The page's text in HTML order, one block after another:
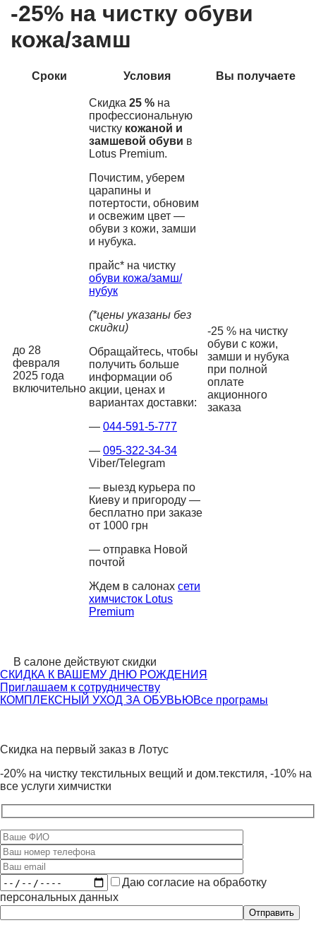
-25% на чистку обуви
кожа/замш
Сроки Условия Вы получаете
до 28
февраля
2025 года
включительно
Скидка 25 % на
профессиональную
чистку кожаной и
замшевой обуви в
Lotus Premium.
Почистим, уберем
царапины и
потертости, обновим
и освежим цвет —
обуви з кожи, замши
и нубука.
прайс* на чистку
обуви кожа/замш/
нубук
(*цены указаны без
скидки)
Обращайтесь, чтобы
получить больше
информации об
акции, ценах и
вариантах доставки:
— 044-591-5-777
— 095-322-34-34
Viber/Telegram
— выезд курьера по
Киеву и пригороду —
бесплатно при заказе
от 1000 грн
— отправка Новой
почтой
Ждем в салонах сети
химчисток Lotus
Premium
-25 % на чистку
обуви с кожи,
замши и нубука
при полной
оплате
акционного
заказа
В салоне действуют скидки
СКИДКА К ВАШЕМУ ДНЮ РОЖДЕНИЯ
Приглашаем к сотрудничеству
КОМПЛЕКСНЫЙ УХОД ЗА ОБУВЬЮВсе програмы
Скидка на первый заказ в Лотус
-20% на чистку текстильных вещий и дом.текстиля, -10% на
все услуги химчистки
Даю согласие на обработку
персональных данных
это